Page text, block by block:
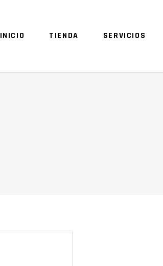
INICIO TIENDA SERVICIOS